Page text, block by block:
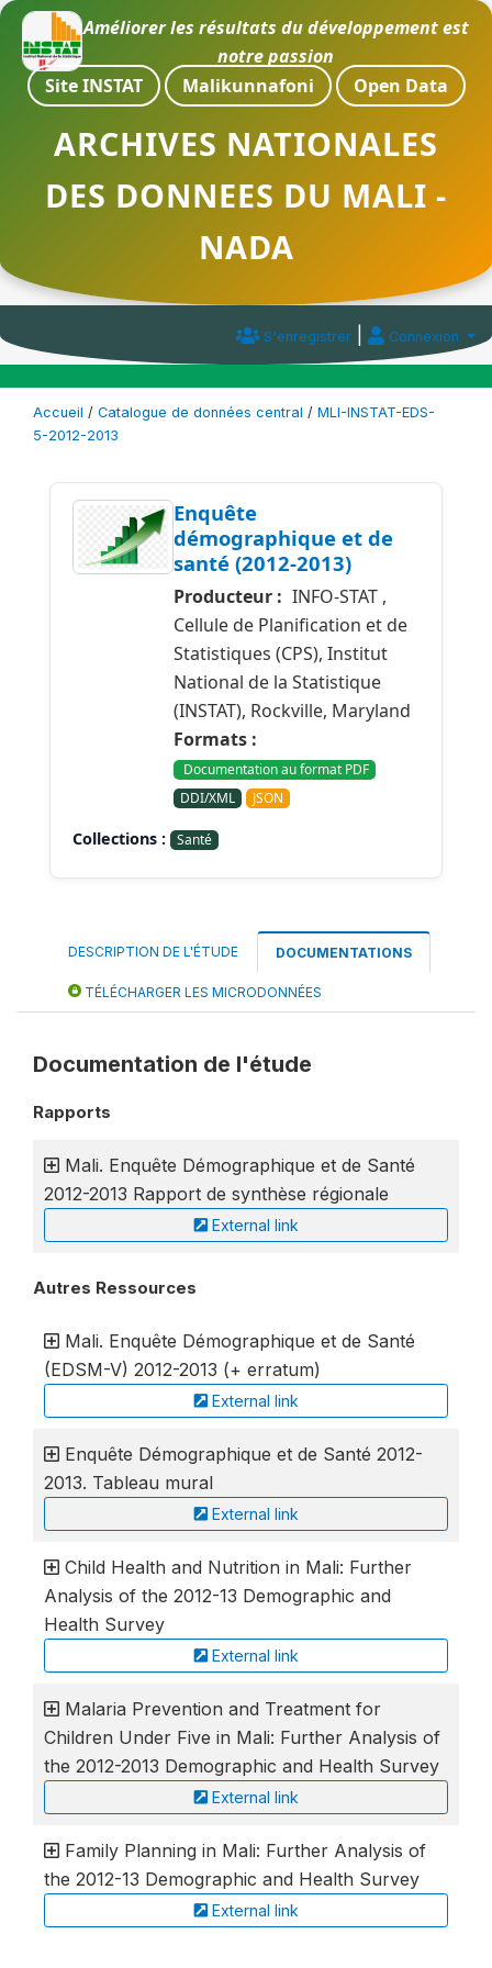
Améliorer les résultats du développement est
notre passion
Site INSTAT
Malikunnafoni Open Data
ARCHIVES NATIONALES
DES DONNEES DU MALI -
NADA
S'enregistrer | Connexion
Accueil / Catalogue de données central / MLI-INSTAT-EDS-
5-2012-2013
Enquête
démographique et de
santé (2012-2013)
Producteur : INFO-STAT ,
Cellule de Planification et de
Statistiques (CPS), Institut
National de la Statistique
(INSTAT), Rockville, Maryland
Formats :
Documentation au format PDF
DDI/XML
JSON
Collections : Santé
DESCRIPTION DE L'ÉTUDE DOCUMENTATIONS
TÉLÉCHARGER LES MICRODONNÉES
Documentation de l'étude
Rapports
Mali. Enquête Démographique et de Santé
2012-2013 Rapport de synthèse régionale
External link
Autres Ressources
Mali. Enquête Démographique et de Santé
(EDSM-V) 2012-2013 (+ erratum)
External link
Enquête Démographique et de Santé 2012-
2013. Tableau mural
External link
Child Health and Nutrition in Mali: Further
Analysis of the 2012-13 Demographic and
Health Survey
External link
Malaria Prevention and Treatment for
Children Under Five in Mali: Further Analysis of
the 2012-2013 Demographic and Health Survey
External link
Family Planning in Mali: Further Analysis of
the 2012-13 Demographic and Health Survey
External link